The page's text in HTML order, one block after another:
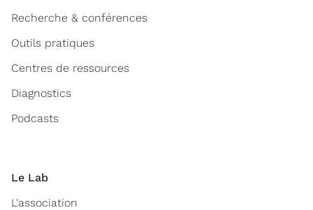
Recherche & conférences
Outils pratiques
Centres de ressources
Diagnostics
Podcasts
Le Lab
L'association